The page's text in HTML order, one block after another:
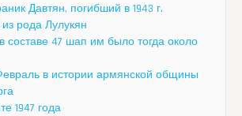
Давтян, погибший в 1943 г.
рода Лулукян
составе 47 шап им было тогда около
в истории армянской общины
1947 года